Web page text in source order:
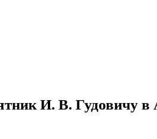
И. В. Гудовичу в